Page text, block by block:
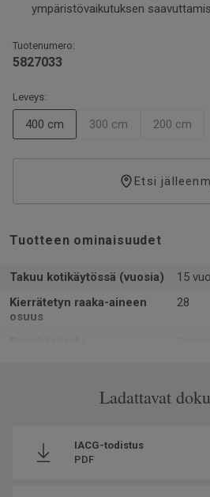
ympäristövaikutuksen
Tuotenumero:
5827033
Leveys:
400 cm 300 cm 200 cm
Etsi
Tuotteen ominaisuudet
Takuu kotikäytössä (vuosia)
15
Kierrätetyn raaka-aineen
osuus
28
Kokonaispaksuus
2.4
Ladattavat
IACG-todistus
PDF